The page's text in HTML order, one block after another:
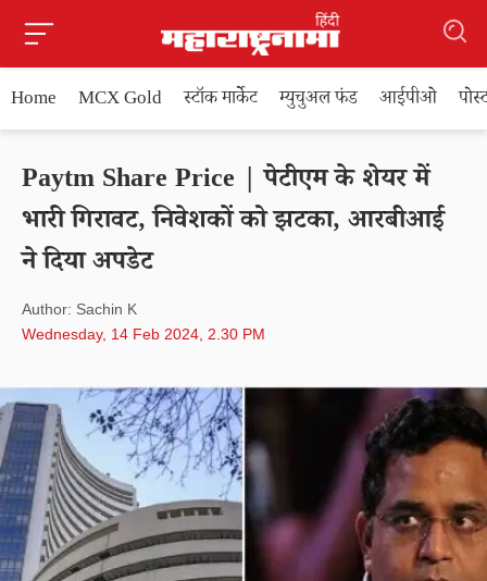
Home MCX Gold स्टॉक मार्केट म्युचुअल फंड आईपीओ
Paytm Share Price | पेटीएम के शेयर में
भारी गिरावट, निवेशकों को झटका, आरबीआई
ने दिया अपडेट
Author: Sachin K
Wednesday, 14 Feb 2024, 2.30 PM